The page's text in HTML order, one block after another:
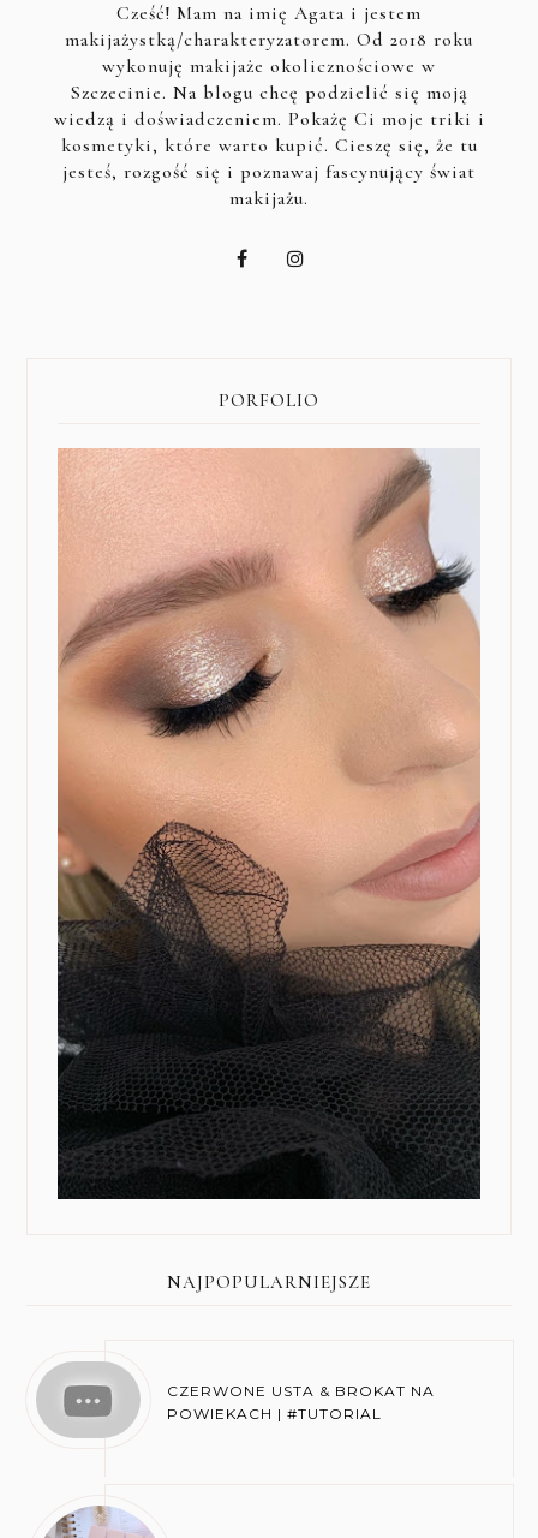
Cześć! Mam na imię Agata i jestem
makijażystką/charakteryzatorem. Od 2018 roku
wykonuję makijaże okolicznościowe w
Szczecinie. Na blogu chcę podzielić się moją
wiedzą i doświadczeniem. Pokażę Ci moje triki i
kosmetyki, które warto kupić. Cieszę się, że tu
jesteś, rozgość się i poznawaj fascynujący świat
makijażu.
PORFOLIO
NAJPOPULARNIEJSZE
CZERWONE USTA & BROKAT NA
POWIEKACH | #TUTORIAL